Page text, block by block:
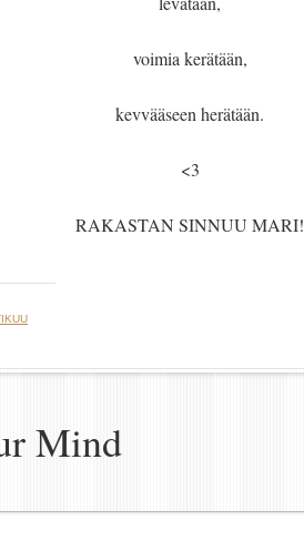
voimia kerätään,
kevvääseen herätään.
<3
RAKASTAN SINNUU MARI!
Mind